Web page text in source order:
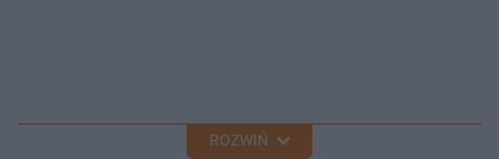
ROZWIŃ